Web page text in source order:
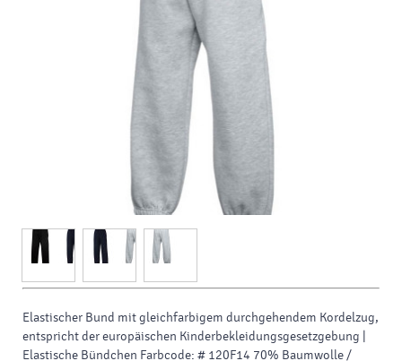
Elastischer Bund mit gleichfarbigem durchgehendem Kordelzug,
entspricht der europäischen Kinderbekleidungsgesetzgebung |
Elastische Bündchen Farbcode: # 120F14 70% Baumwolle /